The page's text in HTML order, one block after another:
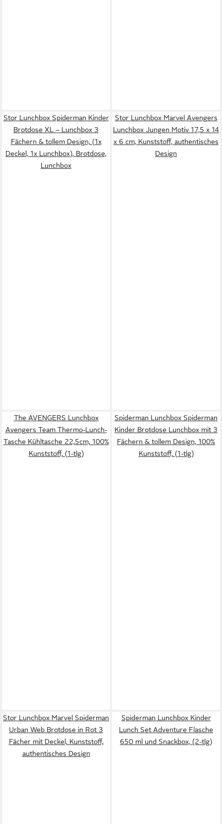
Stor Lunchbox Spiderman Kinder
Brotdose XL – Lunchbox 3
Fächern & tollem Design, (1x
Deckel, 1x Lunchbox), Brotdose,
Lunchbox
Stor Lunchbox Marvel Avengers
Lunchbox Jungen Motiv 17,5 x 14
x 6 cm, Kunststoff, authentisches
Design
The AVENGERS Lunchbox
Avengers Team Thermo-Lunch-
Tasche Kühltasche 22,5cm, 100%
Kunststoff, (1-tlg)
Spiderman Lunchbox Spiderman
Kinder Brotdose Lunchbox mit 3
Fächern & tollem Design, 100%
Kunststoff, (1-tlg)
Stor Lunchbox Marvel Spiderman
Urban Web Brotdose in Rot 3
Fächer mit Deckel, Kunststoff,
authentisches Design
Spiderman Lunchbox Kinder
Lunch Set Adventure Flasche
650 ml und Snackbox, (2-tlg)